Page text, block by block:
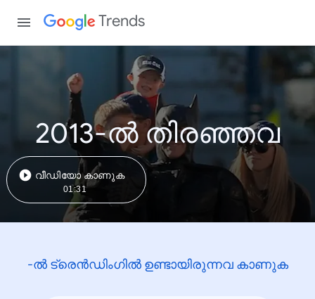
Trends
2013-ൽ തിരഞ്ഞവ
വീഡിയോ കാണുക
01:31
-ൽ ട്രെൻഡിംഗിൽ ഉണ്ടായിരുന്നവ കാണുക